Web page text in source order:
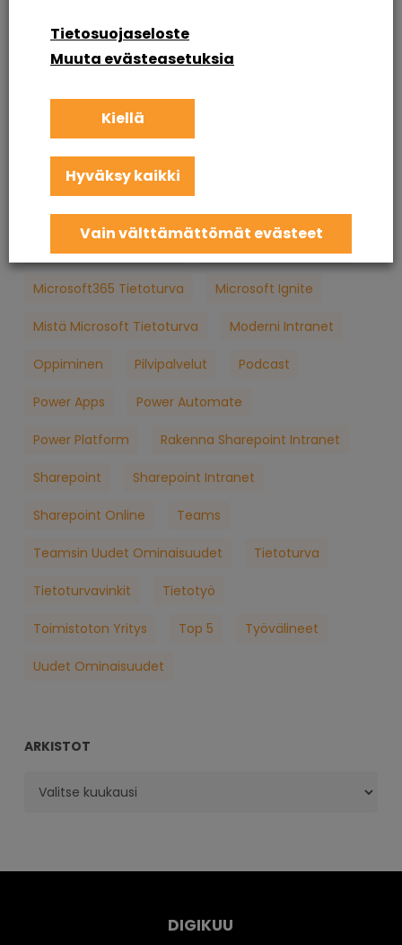
Intranet Intranetin Rakentaminen
Intranet Sharepoint Toteutus
KuuCast Loppukäyttäjän Tietoturva
M365 Konsultointi MFA
Microsoft 365 Microsoft 365 Apua
Microsoft 365 Jatkuva Palvelu
Microsoft 365 Koulutus Microsoft 365 Palvelut
Microsoft365 Tietoturva Microsoft Ignite
Mistä Microsoft Tietoturva Moderni Intranet
Oppiminen Pilvipalvelut Podcast
Power Apps Power Automate
Power Platform Rakenna Sharepoint Intranet
Sharepoint Sharepoint Intranet
Sharepoint Online Teams
Teamsin Uudet Ominaisuudet Tietoturva
Tietoturvavinkit Tietotyö
Toimistoton Yritys Top 5 Työvälineet
Uudet Ominaisuudet
ARKISTOT
Arkistot
DIGIKUU
Tietosuojaseloste
Muuta evästeasetuksia
Kiellä
Hyväksy kaikki
Vain välttämättömät evästeet